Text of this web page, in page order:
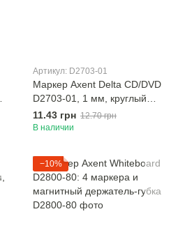
Артикул: D2703-01
Маркер Axent Delta CD/DVD
D2703-01, 1 мм, круглый
чёрный
11.43 грн 12.70 грн
В наличии
−10%